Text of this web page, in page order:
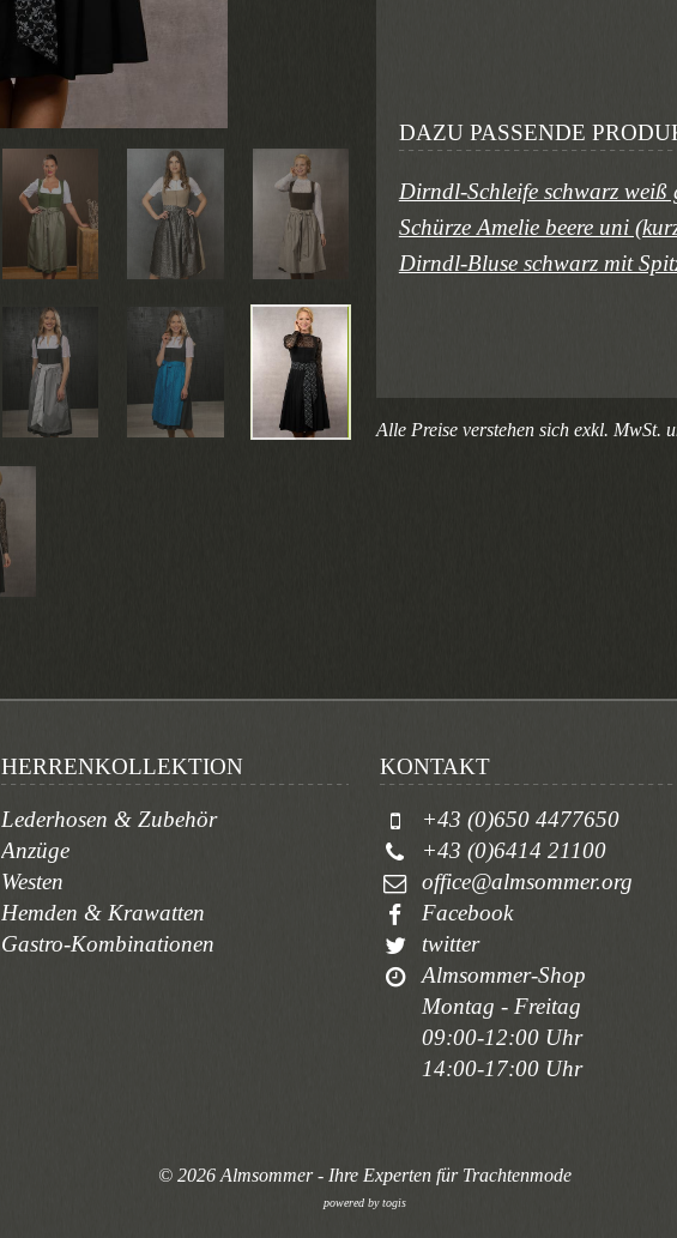
DAZU PASSENDE
Dirndl-Schleife schwarz weiß
Schürze Amelie beere uni
Dirndl-Bluse schwarz mit
Alle Preise verstehen sich exkl. MwSt.
HERRENKOLLEKTION
Lederhosen & Zubehör
Anzüge
Westen
Hemden & Krawatten
Gastro-Kombinationen
KONTAKT
+43 (0)650 4477650
+43 (0)6414 21100
office@almsommer.org
Facebook
twitter
Almsommer-Shop
Montag - Freitag
09:00-12:00 Uhr
14:00-17:00 Uhr
© 2026 Almsommer - Ihre Experten für Trachtenmode
powered bytogis